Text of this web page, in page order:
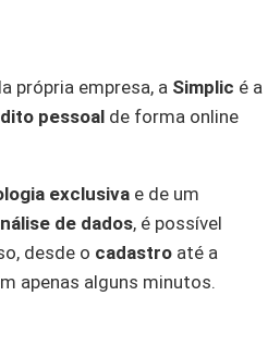
própria empresa, a Simplic é a
pessoal de forma online
exclusiva e de um
de dados, é possível
desde o cadastro até a
apenas alguns minutos.